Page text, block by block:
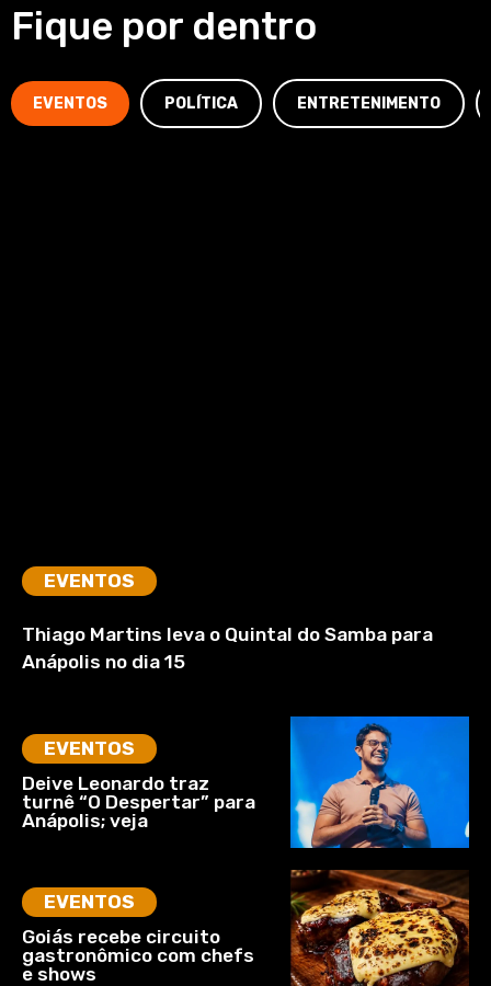
Fique por dentro
EVENTOS POLÍTICA ENTRETENIMENTO
EVENTOS
Thiago Martins leva o Quintal do Samba para
Anápolis no dia 15
EVENTOS
Deive Leonardo traz
turnê “O Despertar” para
Anápolis; veja
EVENTOS
Goiás recebe circuito
gastronômico com chefs
e shows